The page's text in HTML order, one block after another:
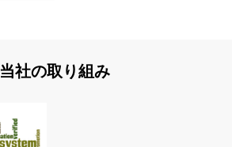
当社の取り組み